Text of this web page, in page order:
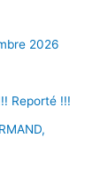
2026
Reporté !!!